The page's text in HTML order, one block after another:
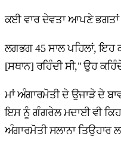
ਕਈ ਵਾਰ ਦੇਵਤਾ ਆਪਣੇ ਭਗਤਾਂ
ਲਗਭਗ 45 ਸਾਲ ਪਹਿਲਾਂ, ਇਹ
[ਸਥਾਨ] ਰਹਿੰਦੀ ਸੀ," ਉਹ
ਮਾਂ ਅੰਗਾਰਮੋਤੀ ਦੇ ਉਜਾੜੇ ਦੇ
ਇਸ ਨੂੰ ਗੰਗਰੇਲ ਮਦਾਈ ਵੀ
ਅੰਗਾਰਮੋਤੀ ਸਲਾਨਾ